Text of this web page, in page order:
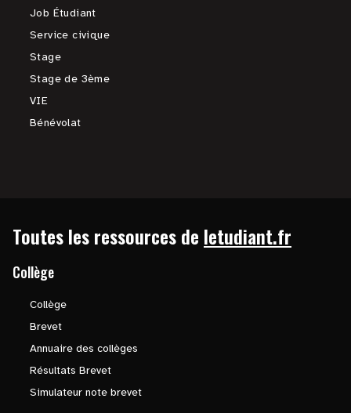
Job Étudiant
Service civique
Stage
Stage de 3ème
VIE
Bénévolat
Toutes les ressources de letudiant.fr
Collège
Collège
Brevet
Annuaire des collèges
Résultats Brevet
Simulateur note brevet